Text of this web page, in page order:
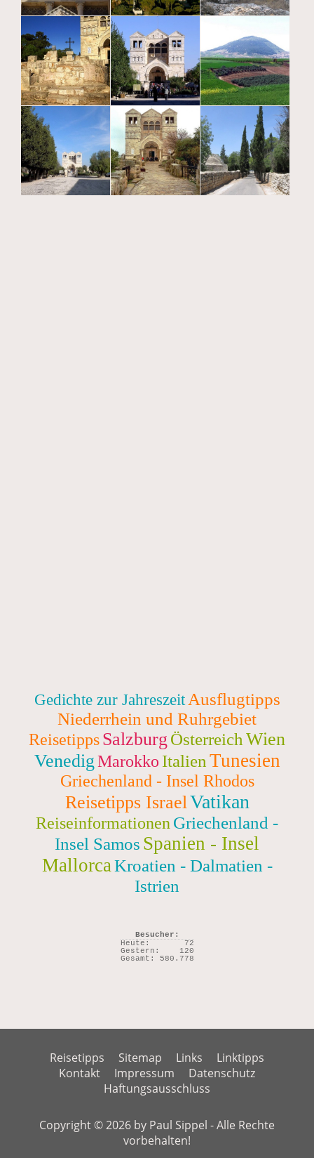
Gedichte zur JahreszeitAusflugtipps
Niederrhein und Ruhrgebiet
ReisetippsSalzburg ÖsterreichWien
VenedigMarokko ItalienTunesien
Griechenland - Insel Rhodos
Reisetipps IsraelVatikan
ReiseinformationenGriechenland -
Insel Samos Spanien - Insel
MallorcaKroatien - Dalmatien -
Istrien
Besucher:
Heute:
72
Gestern:
120
Gesamt:
580.778
Reisetipps Sitemap Links
Linktipps
Kontakt
Impressum
Datenschutz
Haftungsausschluss
Copyright © 2026 by Paul Sippel - Alle Rechte
vorbehalten!